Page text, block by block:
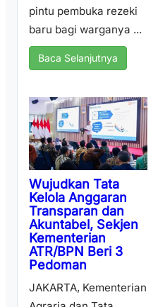
pintu pembuka rezeki
baru bagi warganya ...
Baca Selanjutnya
Wujudkan Tata
Kelola Anggaran
Transparan dan
Akuntabel, Sekjen
Kementerian
ATR/BPN Beri 3
Pedoman
JAKARTA, Kementerian